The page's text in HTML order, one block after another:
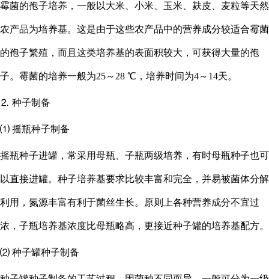
霉菌的孢子培养，一般以大米、小米、玉米、麸皮、麦粒等天然
农产品为培养基。这是由于这些农产品中的营养成分较适合霉菌
的孢子繁殖，而且这类培养基的表面积较大，可获得大量的孢
子。霉菌的培养一般为25～28 ℃，培养时间为4～14天。
⒉ 种子制备
⑴ 摇瓶种子制备
摇瓶种子进罐，常采用母瓶、子瓶两级培养，有时母瓶种子也可
以直接进罐。种子培养基要求比较丰富和完全，并易被菌体分解
利用，氮源丰富有利于菌丝生长。原则上各种营养成分不宜过
浓，子瓶培养基浓度比母瓶略高，更接近种子罐的培养基配方。
⑵ 种子罐种子制备